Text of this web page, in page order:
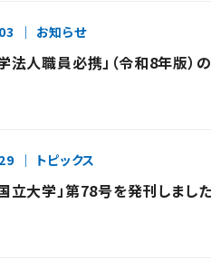
お知らせ
法人職員必携」（令和8年版）
トピックス
立大学」第78号を発刊しました